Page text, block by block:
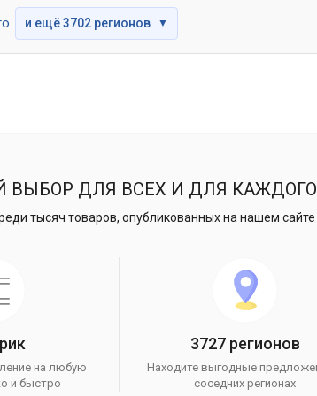
и ещё 3702 регионов ▼
ВЫБОР ДЛЯ ВСЕХ И ДЛЯ
тысяч товаров, опубликованных на нашем сайте
на любую
и быстро
3727 регионов
Находите выгодные
соседних регионах